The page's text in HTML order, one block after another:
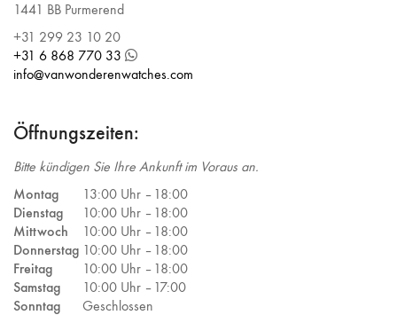
1441 BB Purmerend
+31 299 23 10 20
+31 6 868 770 33
info@vanwonderenwatches.com
Öffnungszeiten:
Bitte kündigen Sie Ihre Ankunft im Voraus an.
Montag
13:00 Uhr – 18:00
Dienstag
10:00 Uhr – 18:00
Mittwoch
10:00 Uhr – 18:00
Donnerstag 10:00 Uhr – 18:00
Freitag
10:00 Uhr – 18:00
Samstag
10:00 Uhr – 17:00
Sonntag
Geschlossen